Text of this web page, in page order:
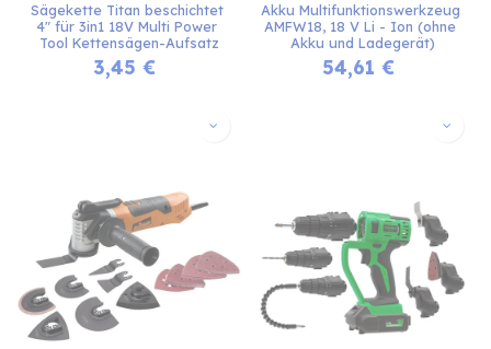
Sägekette Titan beschichtet
4" für 3in1 18V Multi Power
Tool Kettensägen-Aufsatz
3,45 €
Akku Multifunktionswerkzeug
AMFW18, 18 V Li - Ion (ohne
Akku und Ladegerät)
54,61 €